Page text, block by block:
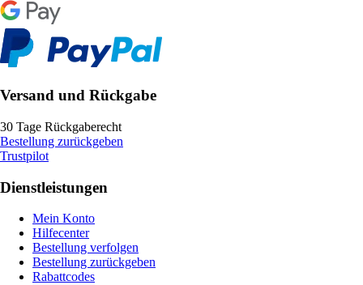
Versand und Rückgabe
30 Tage Rückgaberecht
Bestellung zurückgeben
Trustpilot
Dienstleistungen
Mein Konto
Hilfecenter
Bestellung verfolgen
Bestellung zurückgeben
Rabattcodes